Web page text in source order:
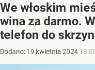
We włoskim
wina za darmo.
telefon do
Dodano: 19 kwietnia 2024